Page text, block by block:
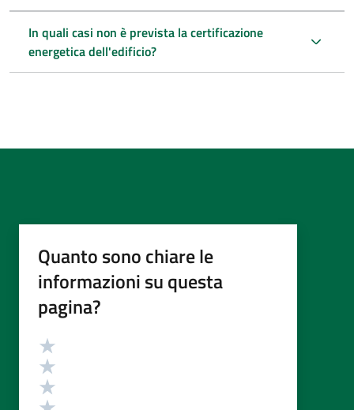
In quali casi non è prevista la certificazione
energetica dell'edificio?
Quanto sono chiare le
informazioni su questa
pagina?
Valutazione